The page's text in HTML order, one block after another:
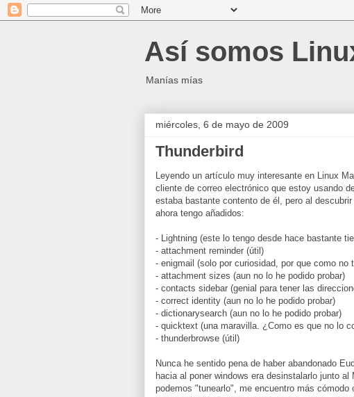
Así somos
Manías mías
miércoles, 6 de mayo de 2009
Thunderbird
Leyendo un artículo muy interesante en Linux
cliente de correo electrónico que estoy usando
estaba bastante contento de él, pero al
ahora tengo añadidos:
- Lightning (este lo tengo desde hace bastante
- attachment reminder (útil)
- enigmail (solo por curiosidad, por que como
- attachment sizes (aun no lo he podido probar)
- contacts sidebar (genial para tener las
- correct identity (aun no lo he podido probar)
- dictionarysearch (aun no lo he podido probar)
- quicktext (una maravilla. ¿Como es que no lo
- thunderbrowse (útil)
Nunca he sentido pena de haber abandonado
hacia al poner windows era desinstalarlo junto
podemos "tunearlo", me encuentro más